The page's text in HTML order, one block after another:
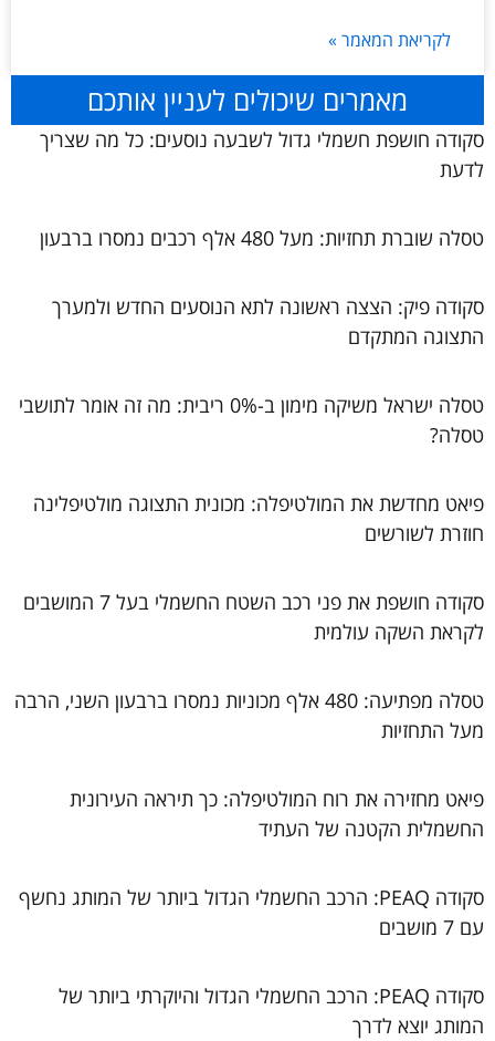
לקריאת המאמר »
מאמרים שיכולים לעניין אותכם
סקודה חושפת חשמלי גדול לשבעה נוסעים: כל מה שצריך
לדעת
טסלה שוברת תחזיות: מעל 480 אלף רכבים נמסרו ברבעון
סקודה פיק: הצצה ראשונה לתא הנוסעים החדש ולמערך
התצוגה המתקדם
טסלה ישראל משיקה מימון ב-0% ריבית: מה זה אומר לתושבי
טסלה?
פיאט מחדשת את המולטיפלה: מכונית התצוגה מולטיפלינה
חוזרת לשורשים
סקודה חושפת את פני רכב השטח החשמלי בעל 7 המושבים
לקראת השקה עולמית
טסלה מפתיעה: 480 אלף מכוניות נמסרו ברבעון השני, הרבה
מעל התחזיות
פיאט מחזירה את רוח המולטיפלה: כך תיראה העירונית
החשמלית הקטנה של העתיד
סקודה PEAQ: הרכב החשמלי הגדול ביותר של המותג נחשף
עם 7 מושבים
סקודה PEAQ: הרכב החשמלי הגדול והיוקרתי ביותר של
המותג יוצא לדרך